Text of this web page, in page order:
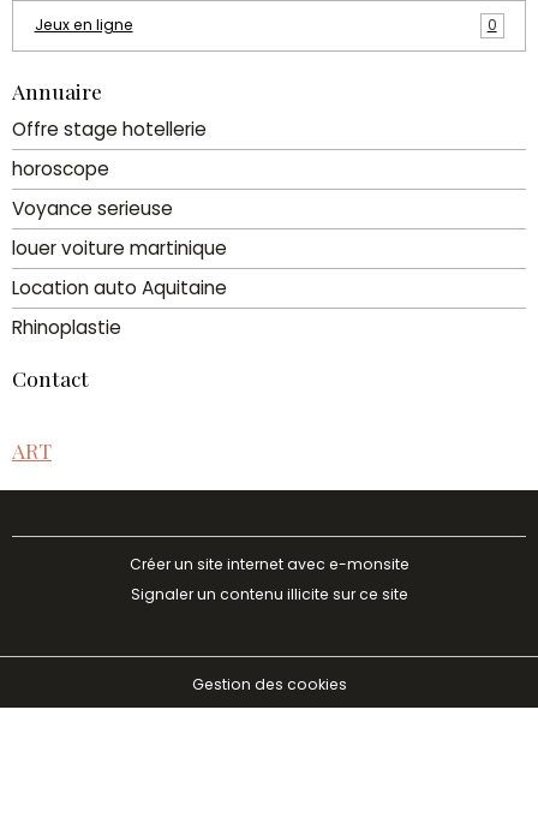
Jeux en ligne 0
Annuaire
Offre stage hotellerie
horoscope
Voyance serieuse
louer voiture martinique
Location auto Aquitaine
Rhinoplastie
Contact
ART
Créer un site internet avec e-monsite
Signaler un contenu illicite sur ce site
Gestion des cookies